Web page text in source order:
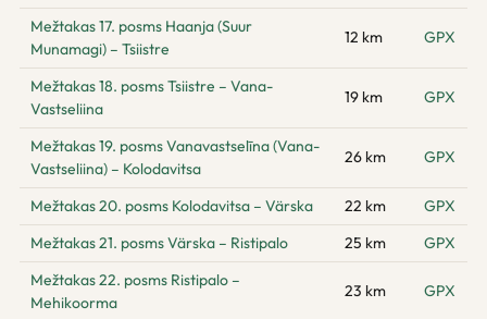
Mežtakas 17. posms Haanja (Suur
Munamagi) – Tsiistre
12 km GPX
Mežtakas 18. posms Tsiistre – Vana-
Vastseliina
19 km GPX
Mežtakas 19. posms Vanavastselīna (Vana-
Vastseliina) – Kolodavitsa
26 km GPX
Mežtakas 20. posms Kolodavitsa – Värska 22 km
GPX
Mežtakas 21. posms Värska – Ristipalo
25 km
GPX
Mežtakas 22. posms Ristipalo –
Mehikoorma
23 km GPX